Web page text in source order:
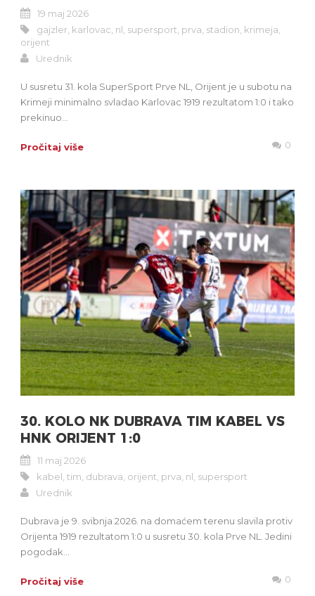
19 maj 2026
gajzler karlovac nl supersport prva stadion krimeja
orijent
Urednik
U susretu 31. kola SuperSport Prve NL, Orijent je u subotu na
Krimeji minimalno svladao Karlovac 1919 rezultatom 1:0 i tako
prekinuo...
Pročitaj više 0
30. KOLO NK DUBRAVA TIM KABEL VS
HNK ORIJENT 1:0
11 maj 2026
kabel tim dubrava orijent prva nl supersport
Urednik
Dubrava je 9. svibnja 2026. na domaćem terenu slavila protiv
Orijenta 1919 rezultatom 1:0 u susretu 30. kola Prve NL. Jedini
pogodak...
Pročitaj više 0